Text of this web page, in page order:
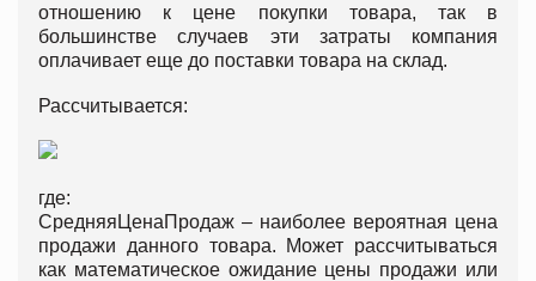
отношению к цене покупки товара, так в
большинстве случаев эти затраты компания
оплачивает еще до поставки товара на склад.
Рассчитывается:
где:
СредняяЦенаПродаж – наиболее вероятная цена
продажи данного товара. Может рассчитываться
как математическое ожидание цены продажи или